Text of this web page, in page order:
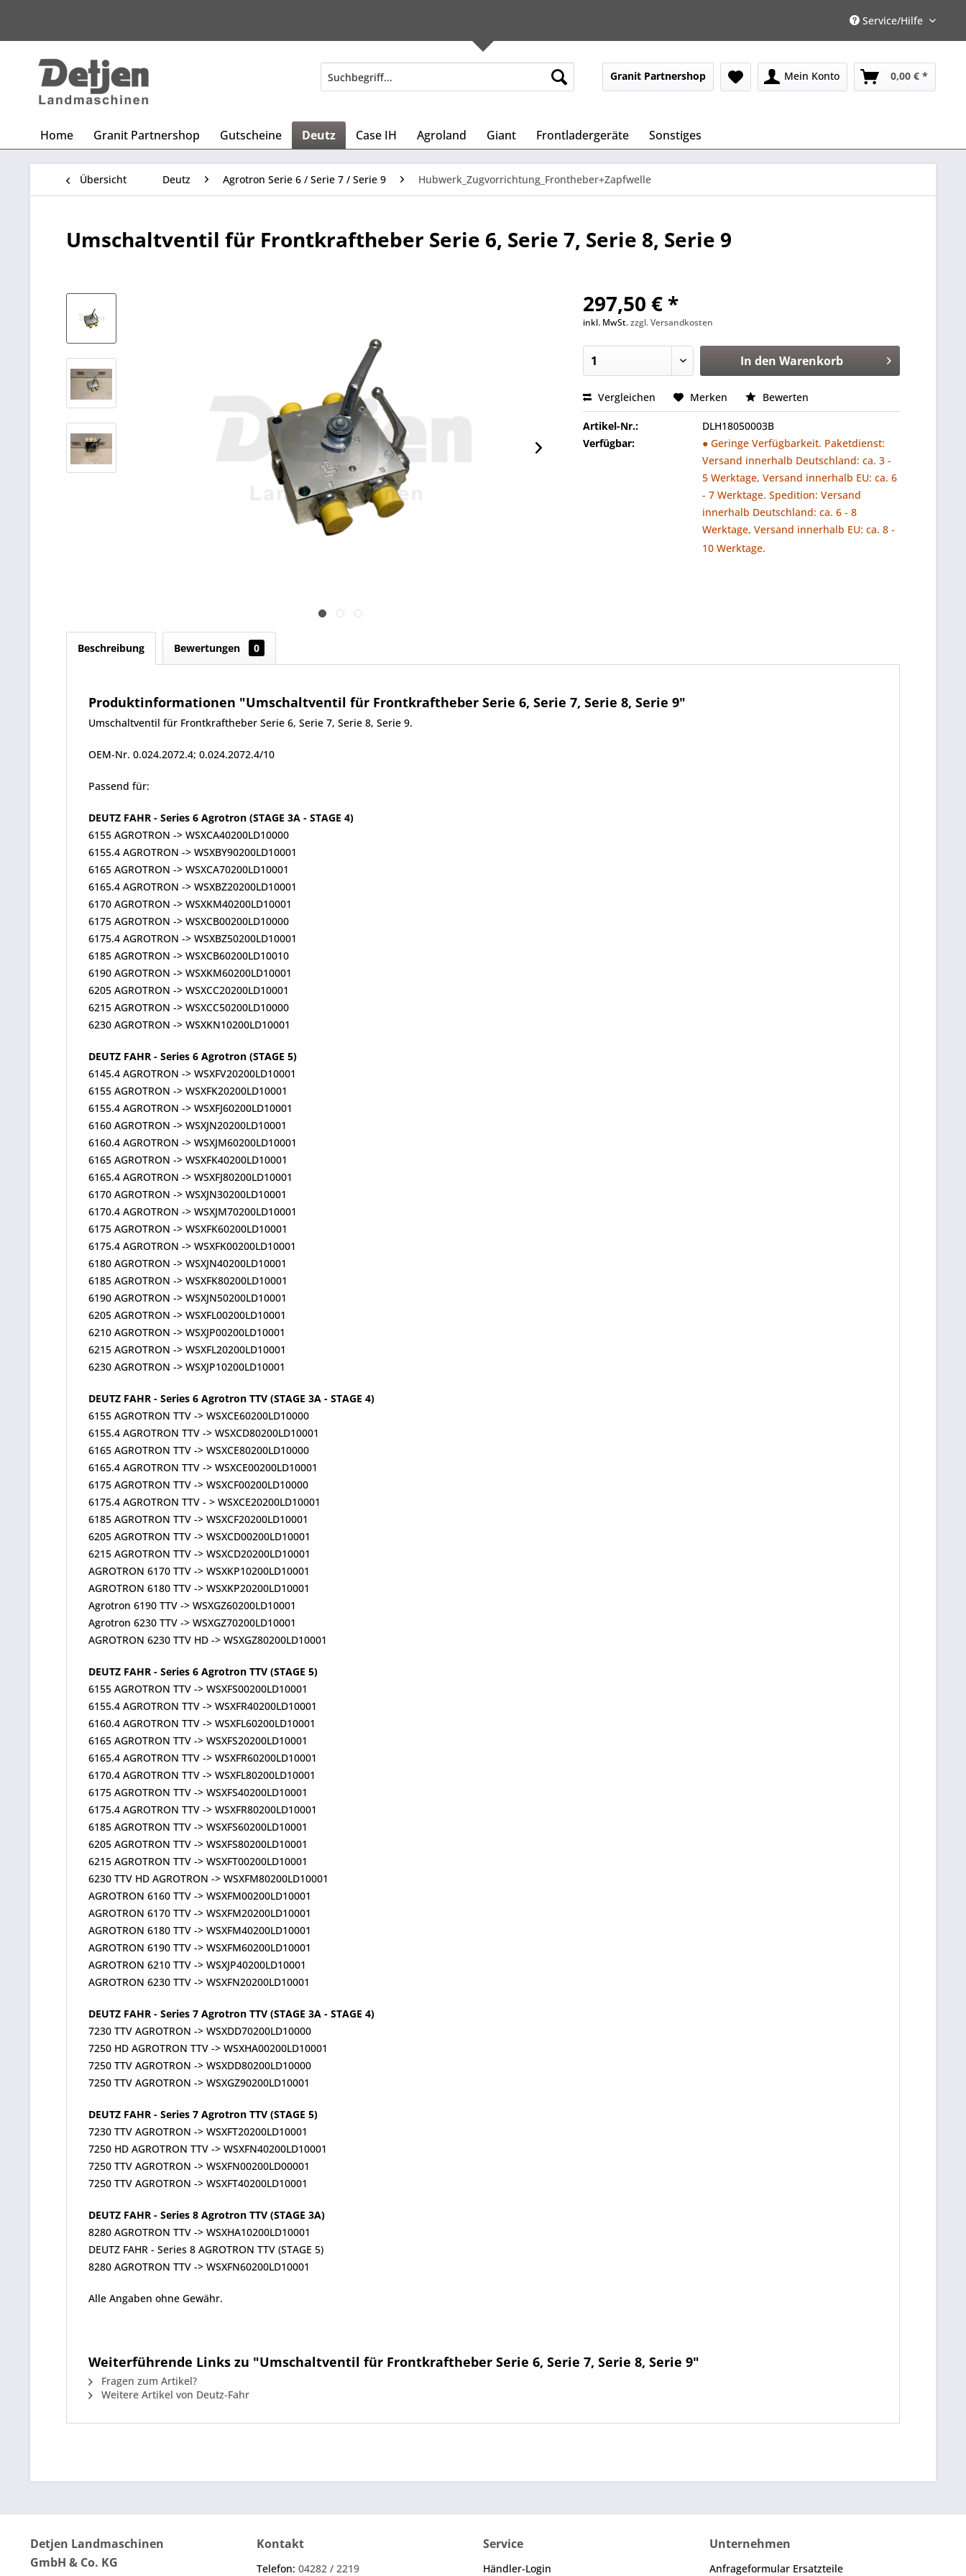
Service/Hilfe
Granit Partnershop Mein Konto 0,00 € *
Home Granit Partnershop Gutscheine Deutz Case IH Agroland Giant Frontladergeräte Sonstiges
Übersicht Deutz Agrotron Serie 6 / Serie 7 / Serie 9 Hubwerk_Zugvorrichtung_Frontheber+Zapfwelle
Umschaltventil für Frontkraftheber Serie 6, Serie 7, Serie 8, Serie 9
297,50 € *
inkl. MwSt.zzgl. Versandkosten
In den Warenkorb
Vergleichen Merken Bewerten
Artikel-Nr.:
DLH18050003B
Verfügbar:
● Geringe Verfügbarkeit. Paketdienst:
Versand innerhalb Deutschland: ca. 3 -
5 Werktage, Versand innerhalb EU: ca. 6
- 7 Werktage. Spedition: Versand
innerhalb Deutschland: ca. 6 - 8
Werktage, Versand innerhalb EU: ca. 8 -
10 Werktage.
Beschreibung Bewertungen 0
Produktinformationen "Umschaltventil für Frontkraftheber Serie 6, Serie 7, Serie 8, Serie 9"
Umschaltventil für Frontkraftheber Serie 6, Serie 7, Serie 8, Serie 9.
OEM-Nr. 0.024.2072.4; 0.024.2072.4/10
Passend für:
DEUTZ FAHR - Series 6 Agrotron (STAGE 3A - STAGE 4)
6155 AGROTRON -> WSXCA40200LD10000
6155.4 AGROTRON -> WSXBY90200LD10001
6165 AGROTRON -> WSXCA70200LD10001
6165.4 AGROTRON -> WSXBZ20200LD10001
6170 AGROTRON -> WSXKM40200LD10001
6175 AGROTRON -> WSXCB00200LD10000
6175.4 AGROTRON -> WSXBZ50200LD10001
6185 AGROTRON -> WSXCB60200LD10010
6190 AGROTRON -> WSXKM60200LD10001
6205 AGROTRON -> WSXCC20200LD10001
6215 AGROTRON -> WSXCC50200LD10000
6230 AGROTRON -> WSXKN10200LD10001
DEUTZ FAHR - Series 6 Agrotron (STAGE 5)
6145.4 AGROTRON -> WSXFV20200LD10001
6155 AGROTRON -> WSXFK20200LD10001
6155.4 AGROTRON -> WSXFJ60200LD10001
6160 AGROTRON -> WSXJN20200LD10001
6160.4 AGROTRON -> WSXJM60200LD10001
6165 AGROTRON -> WSXFK40200LD10001
6165.4 AGROTRON -> WSXFJ80200LD10001
6170 AGROTRON -> WSXJN30200LD10001
6170.4 AGROTRON -> WSXJM70200LD10001
6175 AGROTRON -> WSXFK60200LD10001
6175.4 AGROTRON -> WSXFK00200LD10001
6180 AGROTRON -> WSXJN40200LD10001
6185 AGROTRON -> WSXFK80200LD10001
6190 AGROTRON -> WSXJN50200LD10001
6205 AGROTRON -> WSXFL00200LD10001
6210 AGROTRON -> WSXJP00200LD10001
6215 AGROTRON -> WSXFL20200LD10001
6230 AGROTRON -> WSXJP10200LD10001
DEUTZ FAHR - Series 6 Agrotron TTV (STAGE 3A - STAGE 4)
6155 AGROTRON TTV -> WSXCE60200LD10000
6155.4 AGROTRON TTV -> WSXCD80200LD10001
6165 AGROTRON TTV -> WSXCE80200LD10000
6165.4 AGROTRON TTV -> WSXCE00200LD10001
6175 AGROTRON TTV -> WSXCF00200LD10000
6175.4 AGROTRON TTV - > WSXCE20200LD10001
6185 AGROTRON TTV -> WSXCF20200LD10001
6205 AGROTRON TTV -> WSXCD00200LD10001
6215 AGROTRON TTV -> WSXCD20200LD10001
AGROTRON 6170 TTV -> WSXKP10200LD10001
AGROTRON 6180 TTV -> WSXKP20200LD10001
Agrotron 6190 TTV -> WSXGZ60200LD10001
Agrotron 6230 TTV -> WSXGZ70200LD10001
AGROTRON 6230 TTV HD -> WSXGZ80200LD10001
DEUTZ FAHR - Series 6 Agrotron TTV (STAGE 5)
6155 AGROTRON TTV -> WSXFS00200LD10001
6155.4 AGROTRON TTV -> WSXFR40200LD10001
6160.4 AGROTRON TTV -> WSXFL60200LD10001
6165 AGROTRON TTV -> WSXFS20200LD10001
6165.4 AGROTRON TTV -> WSXFR60200LD10001
6170.4 AGROTRON TTV -> WSXFL80200LD10001
6175 AGROTRON TTV -> WSXFS40200LD10001
6175.4 AGROTRON TTV -> WSXFR80200LD10001
6185 AGROTRON TTV -> WSXFS60200LD10001
6205 AGROTRON TTV -> WSXFS80200LD10001
6215 AGROTRON TTV -> WSXFT00200LD10001
6230 TTV HD AGROTRON -> WSXFM80200LD10001
AGROTRON 6160 TTV -> WSXFM00200LD10001
AGROTRON 6170 TTV -> WSXFM20200LD10001
AGROTRON 6180 TTV -> WSXFM40200LD10001
AGROTRON 6190 TTV -> WSXFM60200LD10001
AGROTRON 6210 TTV -> WSXJP40200LD10001
AGROTRON 6230 TTV -> WSXFN20200LD10001
DEUTZ FAHR - Series 7 Agrotron TTV (STAGE 3A - STAGE 4)
7230 TTV AGROTRON -> WSXDD70200LD10000
7250 HD AGROTRON TTV -> WSXHA00200LD10001
7250 TTV AGROTRON -> WSXDD80200LD10000
7250 TTV AGROTRON -> WSXGZ90200LD10001
DEUTZ FAHR - Series 7 Agrotron TTV (STAGE 5)
7230 TTV AGROTRON -> WSXFT20200LD10001
7250 HD AGROTRON TTV -> WSXFN40200LD10001
7250 TTV AGROTRON -> WSXFN00200LD00001
7250 TTV AGROTRON -> WSXFT40200LD10001
DEUTZ FAHR - Series 8 Agrotron TTV (STAGE 3A)
8280 AGROTRON TTV -> WSXHA10200LD10001
DEUTZ FAHR - Series 8 AGROTRON TTV (STAGE 5)
8280 AGROTRON TTV -> WSXFN60200LD10001
Alle Angaben ohne Gewähr.
Weiterführende Links zu "Umschaltventil für Frontkraftheber Serie 6, Serie 7, Serie 8, Serie 9"
Fragen zum Artikel?
Weitere Artikel von Deutz-Fahr
Detjen Landmaschinen
GmbH & Co. KG
Kontakt
Telefon: 04282 / 2219
Service
Händler-Login
Unternehmen
Anfrageformular Ersatzteile